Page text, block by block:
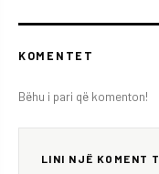
KOMENTET
Bëhu i pari që komenton!
LINI NJË KOMENT